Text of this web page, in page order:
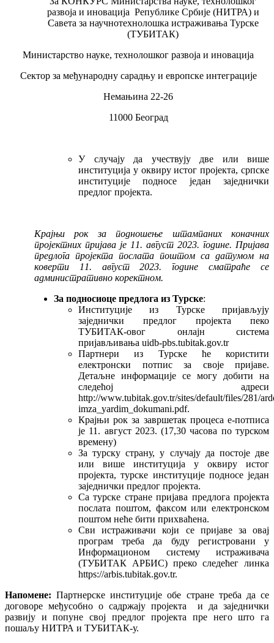
развоја и иновација Републике Србије (НИТРА) и
Савета за научнотехнолошка истраживања Турске
(ТУБИТАК)
Министарство науке, технолошког развоја и иновација
Сектор за међународну сарадњу и европске интеграције
Немањина 22-26
11000 Београд
У случају да учествују две или више
институција у оквиру истог пројекта, српске
институције подносе један заједнички
предлог пројекта.
Крајњи рок за подношење штампаних коначних
пројектних пријава је 11. август 2023. године. Пријава
предлога пројекта послата поштом са датумом на
коверти 11. август 2023. године сматраће се
административно коректном.
За подносиоце предлога из Турске:
Институције из Турске пријављују
заједнички предлог пројекта пеко
ТУБИТАК-овог онлајн система
пријављивања uidb-pbs.tubitak.gov.tr
Партнери из Турске ће користити
електронски потпис за своје пријаве.
Детаљне информације се могу добити на
следећој адреси
http://www.tubitak.gov.tr/sites/default/files/281/
imza_yardim_dokumani.pdf.
Крајњи рок за завршетак процеса е-потписа
је 11. август 2023. (17,30 часова по турском
времену)
За турску страну, у случају да постоје две
или више институција у оквиру истог
пројекта, турске институције подносе један
заједнички предлог пројекта.
Са турске стране пријава предлога пројекта
послата поштом, факсом или електронском
поштом неће бити прихваћена.
Сви истраживачи који се пријаве за овај
програм треба да буду регистровани у
Информационом систему истраживача
(ТУБИТАК АРБИС) преко следећег линка
https://arbis.tubitak.gov.tr.
Напомене: Партнерске институције обе стране треба да се
договоре међусобно о садржају пројекта и да заједнички
развију и попуне свој предлог пројекта пре него што га
пошаљу НИТРА и ТУБИТАК-у.